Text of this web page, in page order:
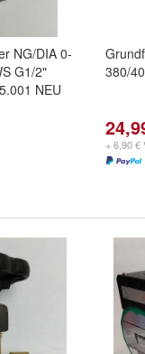
NG/DIA 0-
G1/2"
NEU
380/
+ 6,90 €